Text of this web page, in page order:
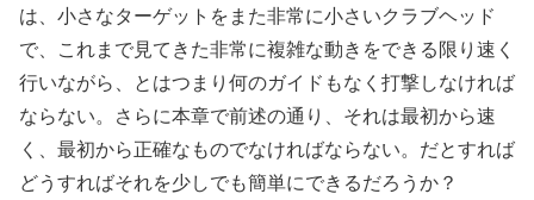
は、小さなターゲットをまた非常に小さいクラブヘッド
で、これまで見てきた非常に複雑な動きをできる限り速く
行いながら、とはつまり何のガイドもなく打撃しなければ
ならない。さらに本章で前述の通り、それは最初から速
く、最初から正確なものでなければならない。だとすれば
どうすればそれを少しでも簡単にできるだろうか？